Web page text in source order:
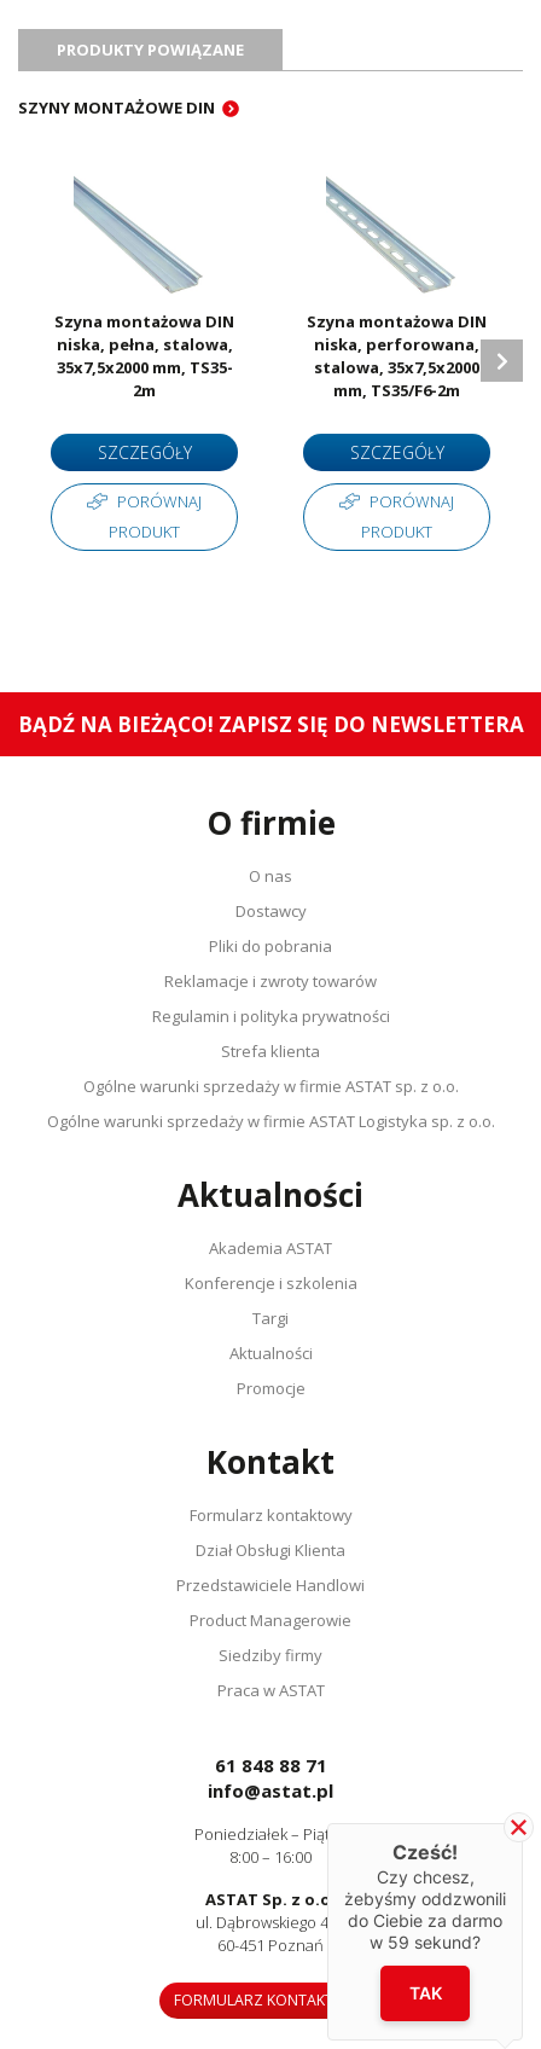
PRODUKTY POWIĄZANE
SZYNY MONTAŻOWE DIN
Szyna montażowa DIN
niska, pełna, stalowa,
35x7,5x2000 mm, TS35-
2m
SZCZEGÓŁY
PORÓWNAJ
PRODUKT
Szyna montażowa DIN
niska, perforowana,
stalowa, 35x7,5x2000
mm, TS35/F6-2m
SZCZEGÓŁY
PORÓWNAJ
PRODUKT
BĄDŹ NA BIEŻĄCO! ZAPISZ SIĘ DO NEWSLETTERA
O firmie
O nas
Dostawcy
Pliki do pobrania
Reklamacje i zwroty towarów
Regulamin i polityka prywatności
Strefa klienta
Ogólne warunki sprzedaży w firmie ASTAT sp. z o.o.
Ogólne warunki sprzedaży w firmie ASTAT Logistyka sp. z o.o.
Aktualności
Akademia ASTAT
Konferencje i szkolenia
Targi
Aktualności
Promocje
Kontakt
Formularz kontaktowy
Dział Obsługi Klienta
Przedstawiciele Handlowi
Product Managerowie
Siedziby firmy
Praca w ASTAT
61 848 88 71
info@astat.pl
Poniedziałek – Piątek
8:00 – 16:00
ASTAT Sp. z o.o.
ul. Dąbrowskiego 441
60-451 Poznań
FORMULARZ KONTAKTOWY
Cześć!
Czy chcesz,
żebyśmy oddzwonili
do Ciebie za darmo
w 59 sekund?
TAK